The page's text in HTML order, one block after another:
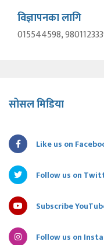
विज्ञापनका लागि
015544598,
सोसल मिडिया
Like us on
Follow us on
Subscribe
Follow us on